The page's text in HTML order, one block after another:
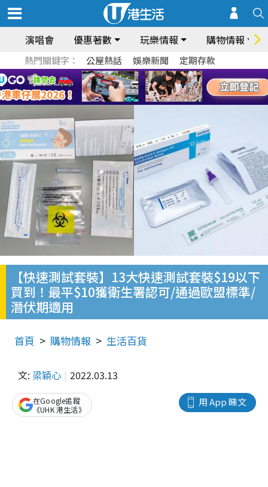
演唱會 優惠著數 玩樂情報 購物情報
熱門關鍵字： 公屋熱話 娛樂新聞 定期存款
【快速測試套裝】13大快速測試套裝$19以下
買到！最平$10獲衛生署認可/通過歐盟標準/
潛伏期適用
首頁 購物情報 生活百貨
文: 梁穎心 2022.03.13
用 App 睇文
在Google追蹤
《UHK 港生活》